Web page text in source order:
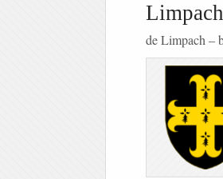
de Limpach –